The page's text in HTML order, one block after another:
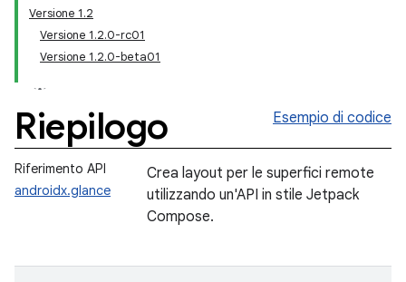
Versione 1.2
Versione 1.2.0-rc01
Versione 1.2.0-beta01
Riepilogo Esempio di codice
Riferimento API
androidx.glance
Crea layout per le superfici remote
utilizzando un'API in stile Jetpack
Compose.